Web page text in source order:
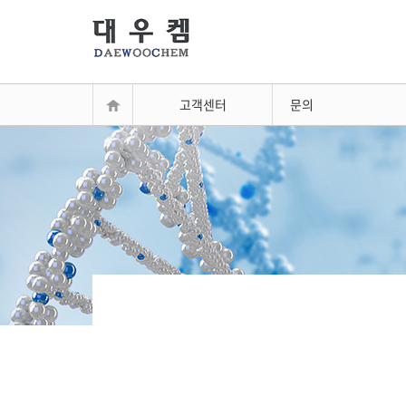
고객센터 문의